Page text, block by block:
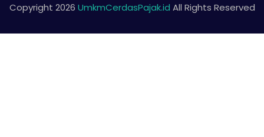
Copyright 2026 UmkmCerdasPajak.id All Rights Reserved